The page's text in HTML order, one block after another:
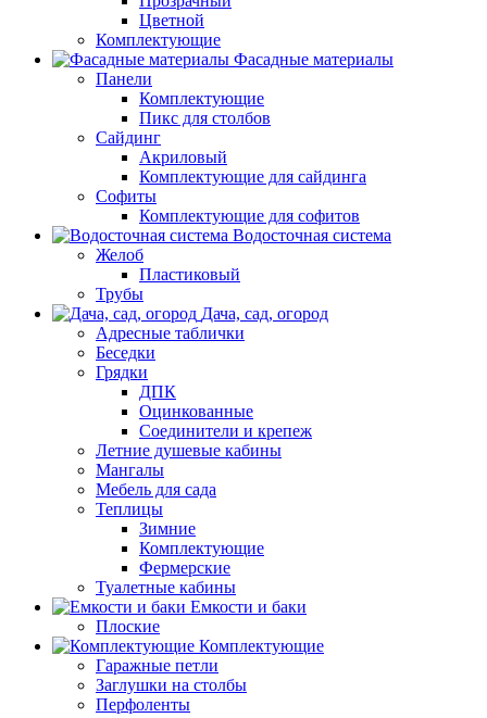
Цветной
Комплектующие
Фасадные материалы
Панели
Комплектующие
Пикс для столбов
Сайдинг
Акриловый
Комплектующие для сайдинга
Софиты
Комплектующие для софитов
Водосточная система
Желоб
Пластиковый
Трубы
Дача, сад, огород
Адресные таблички
Беседки
Грядки
ДПК
Оцинкованные
Соединители и крепеж
Летние душевые кабины
Мангалы
Мебель для сада
Теплицы
Зимние
Комплектующие
Фермерские
Туалетные кабины
Емкости и баки
Плоские
Комплектующие
Гаражные петли
Заглушки на столбы
Перфоленты